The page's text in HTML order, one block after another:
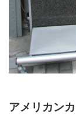
アメリカン